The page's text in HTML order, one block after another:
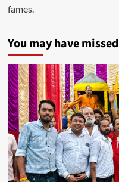
fames.
You may have missed